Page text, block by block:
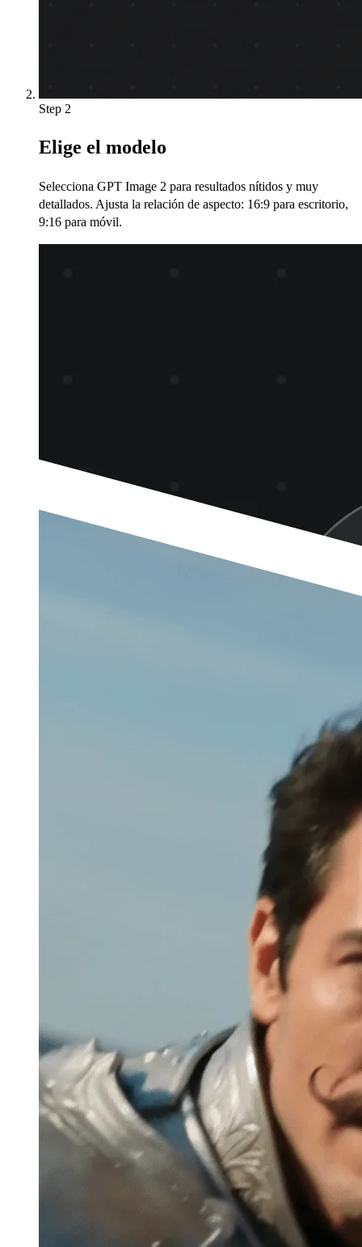
Step 2
Elige el modelo
Selecciona GPT Image 2 para resultados nítidos y muy
detallados. Ajusta la relación de aspecto: 16:9 para escritorio,
9:16 para móvil.